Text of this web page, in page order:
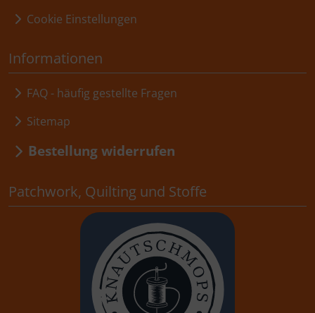
Cookie Einstellungen
Informationen
FAQ - häufig gestellte Fragen
Sitemap
Bestellung widerrufen
Patchwork, Quilting und Stoffe